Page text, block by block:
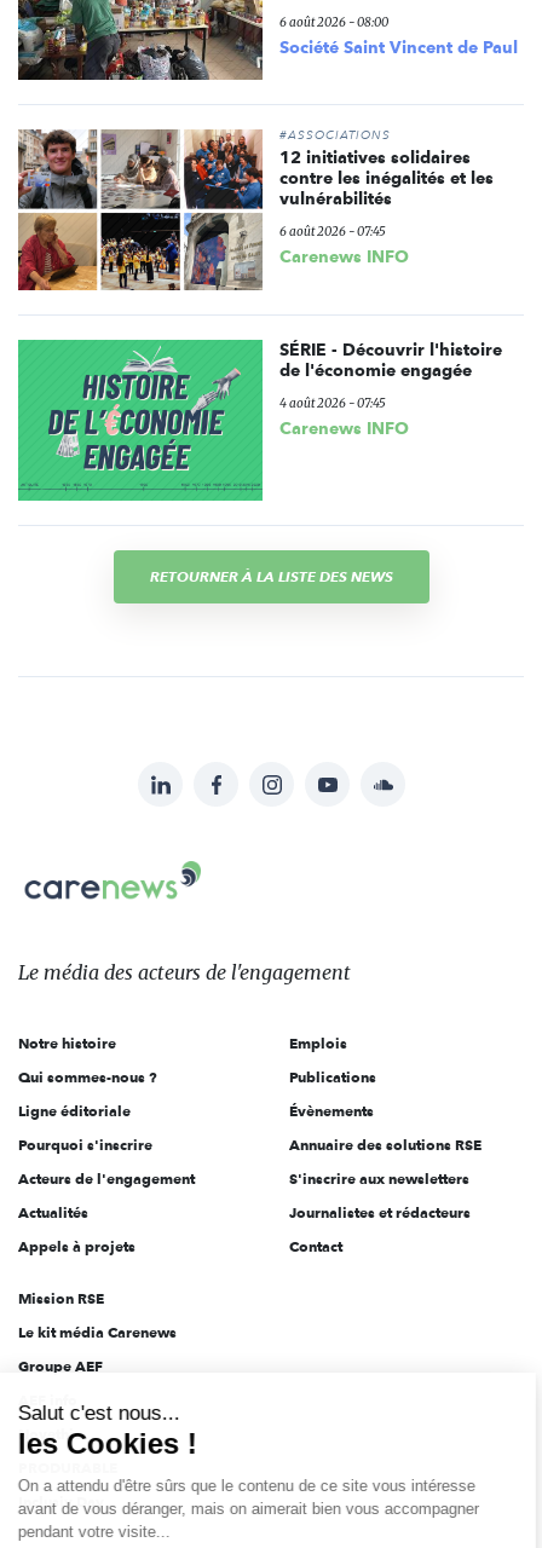
6 août 2026 - 08:00
Société Saint Vincent de Paul
#ASSOCIATIONS
12 initiatives solidaires
contre les inégalités et les
vulnérabilités
6 août 2026 - 07:45
Carenews INFO
SÉRIE - Découvrir l'histoire
de l'économie engagée
4 août 2026 - 07:45
Carenews INFO
RETOURNER À LA LISTE DES NEWS
sur:
LinkedInFacebookInstagramYouTubeSoundcloud
Carenews,
Le
des
l'engagement
Le média des acteurs de l'engagement
Notre histoire
Qui sommes-nous ?
Ligne éditoriale
Pourquoi s'inscrire
Acteurs de l'engagement
Actualités
Appels à projets
Emplois
Publications
Évènements
Annuaire des solutions RSE
S'inscrire aux newsletters
Journalistes et rédacteurs
Contact
Mission RSE
Le kit média Carenews
Groupe AEF
Novethic
Inclusiv Day
Salut c'est nous...
les Cookies !
On a attendu d'être sûrs que le contenu de ce site vous intéresse
avant de vous déranger, mais on aimerait bien vous accompagner
pendant votre visite...